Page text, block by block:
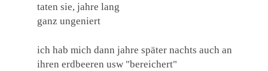
taten sie, jahre lang
ganz ungeniert
ich hab mich dann jahre später nachts auch an
ihren erdbeeren usw "bereichert"